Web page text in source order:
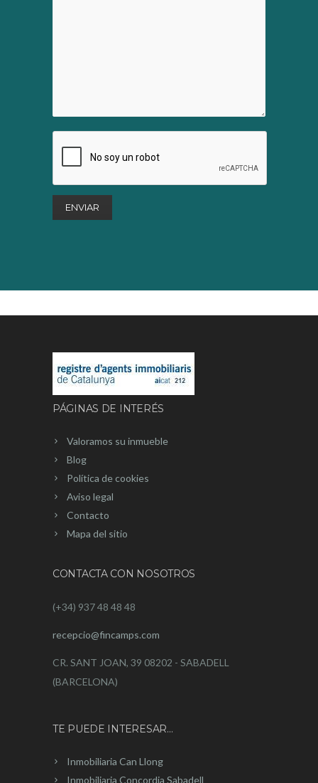
PÁGINAS DE INTERÉS
Valoramos su inmueble
Blog
Política de cookies
Aviso legal
Contacto
Mapa del sitio
CONTACTA CON NOSOTROS
(+34) 937 48 48 48
recepcio@fincamps.com
CR. SANT JOAN, 39 08202 - SABADELL
(BARCELONA)
TE PUEDE INTERESAR…
Inmobiliaria Can Llong
Inmobiliaria Concordia Sabadell